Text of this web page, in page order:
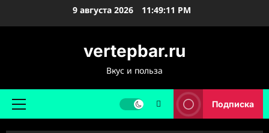
9 августа 2026 11:49:12 PM
vertepbar.ru
Вкус и польза
Основное
Подписка